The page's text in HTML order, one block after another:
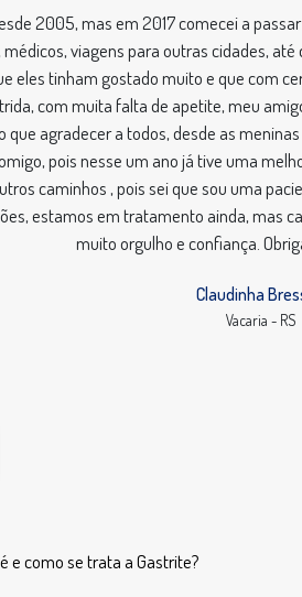
2005, mas em 2017 comecei a
viagens para outras cidades,
eles tinham gostado muito e que com
com muita falta de apetite, meu
que agradecer a todos, desde as
pois nesse um ano já tive uma
caminhos , pois sei que sou uma
estamos em tratamento ainda, mas
muito orgulho e confiança.
Claudinha
Vacaria - RS
e como se trata a Gastrite?